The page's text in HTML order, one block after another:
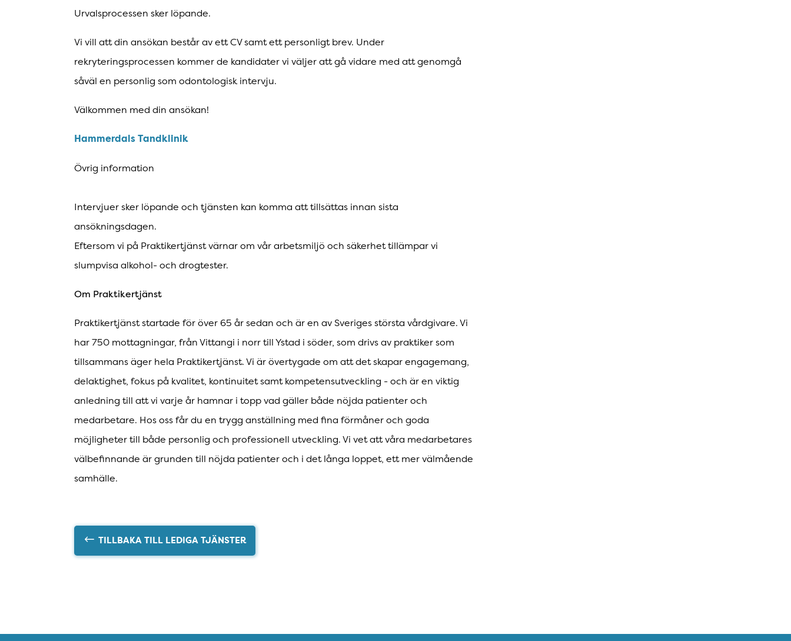
Urvalsprocessen sker löpande.
Vi vill att din ansökan består av ett CV samt ett personligt brev. Under
rekryteringsprocessen kommer de kandidater vi väljer att gå vidare med att genomgå
såväl en personlig som odontologisk intervju.
Välkommen med din ansökan!
Hammerdals Tandklinik
Övrig information
Intervjuer sker löpande och tjänsten kan komma att tillsättas innan sista
ansökningsdagen.
Eftersom vi på Praktikertjänst värnar om vår arbetsmiljö och säkerhet tillämpar vi
slumpvisa alkohol- och drogtester.
Om Praktikertjänst
Praktikertjänst startade för över 65 år sedan och är en av Sveriges största vårdgivare. Vi
har 750 mottagningar, från Vittangi i norr till Ystad i söder, som drivs av praktiker som
tillsammans äger hela Praktikertjänst. Vi är övertygade om att det skapar engagemang,
delaktighet, fokus på kvalitet, kontinuitet samt kompetensutveckling - och är en viktig
anledning till att vi varje år hamnar i topp vad gäller både nöjda patienter och
medarbetare. Hos oss får du en trygg anställning med fina förmåner och goda
möjligheter till både personlig och professionell utveckling. Vi vet att våra medarbetares
välbefinnande är grunden till nöjda patienter och i det långa loppet, ett mer välmående
samhälle.
TILLBAKA TILL LEDIGA TJÄNSTER